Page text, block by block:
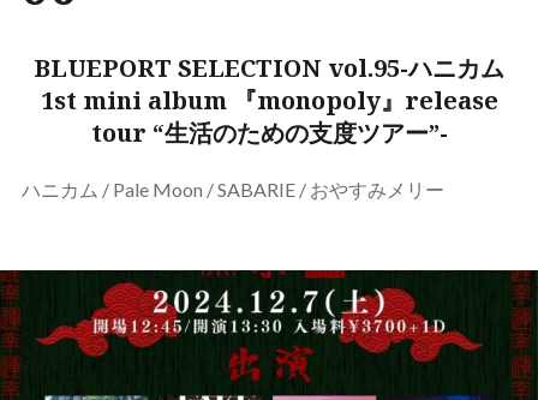
BLUEPORT SELECTION vol.95-ハニカム
1st mini album 『monopoly』release
tour “生活のための支度ツアー”-
ハニカム / Pale Moon / SABARIE / おやすみメリー